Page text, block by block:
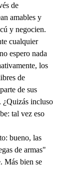
de
amables y
y negocien.
cualquier
espero nada
los
de
de sus
¿Quizás incluso
tal vez eso
bueno, las
de armas"
Más bien se